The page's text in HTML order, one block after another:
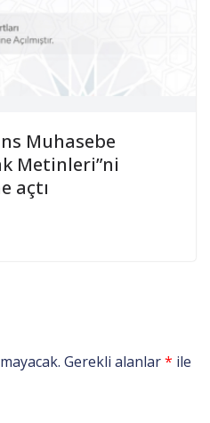
Muhasebe
Metinleri”ni
açtı
Gerekli alanlar* ile